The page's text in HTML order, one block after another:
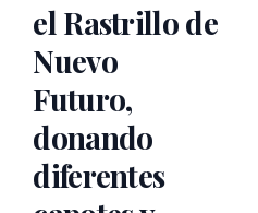
el Rastrillo de
Nuevo
Futuro,
donando
diferentes